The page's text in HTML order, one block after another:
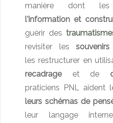
manière dont
l'information et
guérir des
revisiter les
les restructurer en
recadrageet de
praticiens PNL aident
leurs schémas de
leur langage